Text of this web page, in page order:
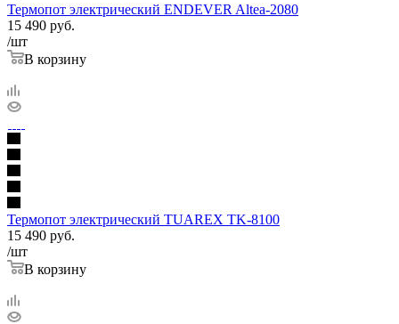
Термопот электрический ENDEVER Altea-2080
15 490 руб.
/шт
В корзину
Термопот электрический TUAREX TK-8100
15 490 руб.
/шт
В корзину